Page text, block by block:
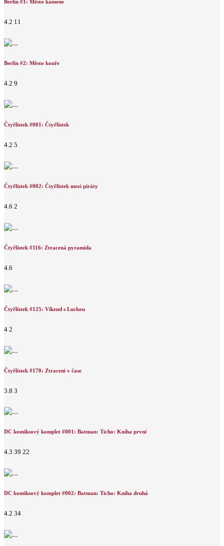
Berlín #1: Město kamene
4.2 11
Berlín #2: Město kouře
4.2 9
Čtyřlístek #001: Čtyřlístek
4.2 5
Čtyřlístek #002: Čtyřlístek mezi piráty
4.6 2
Čtyřlístek #116: Ztracená pyramida
4.6
Čtyřlístek #125: Víkend s Luckou
4 2
Čtyřlístek #170: Ztraceni v čase
3.8 3
DC komiksový komplet #001: Batman: Ticho: Kniha první
4.3 39 22
DC komiksový komplet #002: Batman: Ticho: Kniha druhá
4.2 34